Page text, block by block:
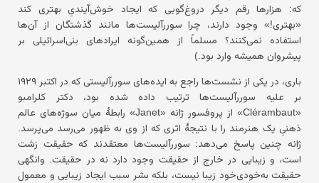
که: هزارها رقم دیگر دروغ‌گویی که ایجاد خوش‌آیندیِ بهتری کند
«بهتری!» وجود دارند، چرا سوررآلیست‌ها مانند گذشتگان از آن‌ها
استفاده نمی‌کنند؟ مسلماً از همین‌گونه ایرادهای بنی‌اسرائیلی بر
پیشروان همیشه وارد بود.)
باری، در یکی از نشست‌ها راجع به ایده‌های سوررآلیستی که در اکتبر ۱۹۲۹
بر علیه سوررآلیست‌ها ترتیب داده شده بود، دکتر کلرامبو
«Clérambaut» از پروفسور ژانه «Janet» رابطهٔ میان سوژه‌های عالم
ذهنیِ یک هنرمند را با نتیجهٔ اثری که از وی به ظهور می‌رسد می‌پرسد.
ژانه چنین پاسخ می‌دهد: سوررآلیست‌ها معتقدند که حقیقت زشت
است، و زیبایی در خارج از حقیقت وجود دارد نه در حقیقت. وانگهی
حقیقت به‌خودی‌خود زیبا نیست، بلکه بشر سبب ایجاد زیبایی و معمول